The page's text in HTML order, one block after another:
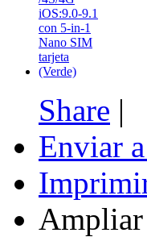
R4i gold 3DS RTS
19,80 €
Sale 5701
45,90 €
Share |
Enviar
Ampliar